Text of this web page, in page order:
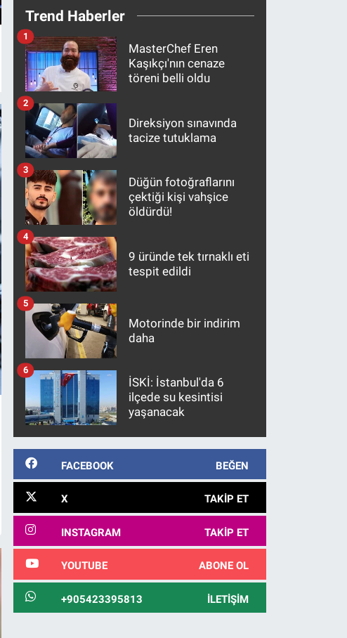
Trend Haberler
MasterChef Eren
Kaşıkçı'nın cenaze
töreni belli oldu
1
Direksiyon sınavında
tacize tutuklama
2
Düğün fotoğraflarını
çektiği kişi vahşice
öldürdü!
3
9 üründe tek tırnaklı eti
tespit edildi
4
Motorinde bir indirim
daha
5
İSKİ: İstanbul'da 6
ilçede su kesintisi
yaşanacak
6
FACEBOOK BEĞEN
X TAKIP ET
INSTAGRAM TAKIP ET
YOUTUBE ABONE OL
+905423395813 İLETIŞIM